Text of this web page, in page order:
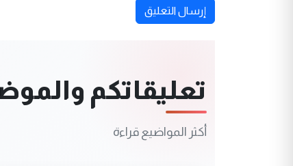
إرسال التعليق
تعليقاتكم
أكثر المواضيع قراءة